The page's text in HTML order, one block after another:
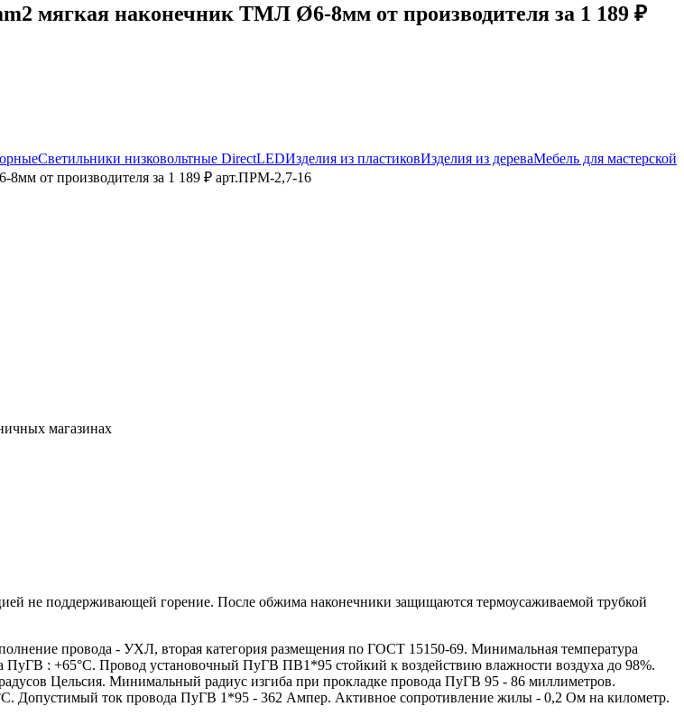
мягкая наконечник ТМЛ Ø6-8мм от производителя за 1 189 ₽
Светильники низковольтные DirectLEDИзделия из пластиковИзделия из дереваМебель для мастерской
от производителя за 1 189 ₽ арт.ПРМ-2,7-16
магазинах
не поддерживающей горение. После обжима наконечники защищаются термоусаживаемой трубкой
провода - УХЛ, вторая категория размещения по ГОСТ 15150-69. Минимальная температура
ПуГВ : +65°С. Провод установочный ПуГВ ПВ1*95 стойкий к воздействию влажности воздуха до 98%.
Цельсия. Минимальный радиус изгиба при прокладке провода ПуГВ 95 - 86 миллиметров.
Допустимый ток провода ПуГВ 1*95 - 362 Ампер. Активное сопротивление жилы - 0,2 Ом на километр.